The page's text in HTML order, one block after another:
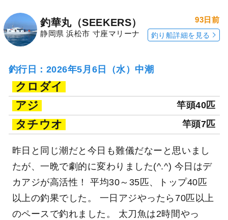
釣華丸（SEEKERS）
静岡県 浜松市 寸座マリーナ
93日前
釣り船詳細を見る
釣行日：2026年5月6日（水）中潮
クロダイ
アジ
竿頭40匹
タチウオ 竿頭7匹
昨日と同じ潮だと今日も難儀だなーと思いまし
たが、一晩で劇的に変わりました(^.^) 今日はデ
カアジが高活性！ 平均30～35匹、トップ40匹
以上の釣果でした。 一日アジやったら70匹以上
のペースで釣れました。 太刀魚は2時間やっ